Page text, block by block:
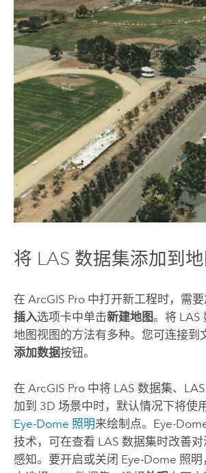
将 LAS 数据集添加到
在 ArcGIS Pro中打开新工程时，需
插入选项卡中单击新建地图。将 LAS
地图视图的方法有多种。您可连接到
添加数据按钮。
在 ArcGIS Pro中将 LAS 数据集、
加到 3D 场景中时，默认情况下将使
Eye-Dome 照明来绘制点。Eye-
技术，可在查看 LAS 数据集时改善
感知。要开启或关闭 Eye-Dome 照明